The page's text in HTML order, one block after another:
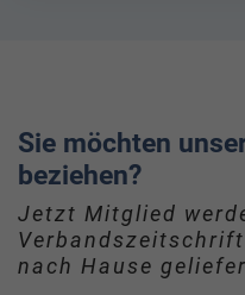
Sie möchten
beziehen?
Jetzt Mitglied
nach Hause